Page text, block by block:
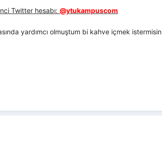
Twitter hesabı: @ytukampuscom
yardımcı olmuştum bi kahve içmek istermisin